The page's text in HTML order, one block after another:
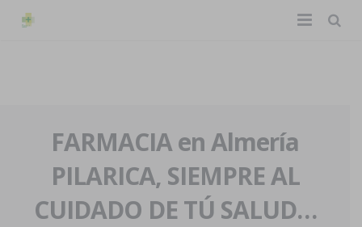
La farmacia
Nuestra historia
Nuestro equipo
Eventos
Servicios y reservas
FARMACIA en Almería
PILARICA, SIEMPRE AL
CUIDADO DE TÚ SALUD…